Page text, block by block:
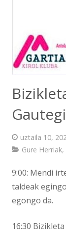
uztaila 10,
Gure Herriak,
9:00: Mendi
taldeak
egongo da.
16:30